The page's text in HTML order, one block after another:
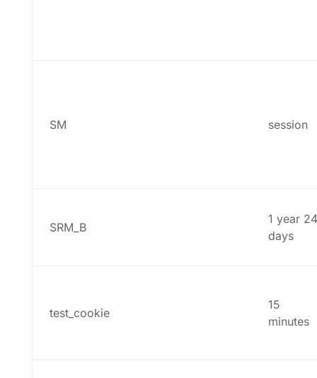
SM session
SRM_B
1 year 24
days
test_cookie
15
minutes